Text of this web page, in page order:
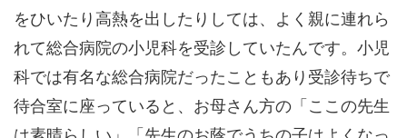
をひいたり高熱を出したりしては、よく親に連れら
れて総合病院の小児科を受診していたんです。小児
科では有名な総合病院だったこともあり受診待ちで
待合室に座っていると、お母さん方の「ここの先生